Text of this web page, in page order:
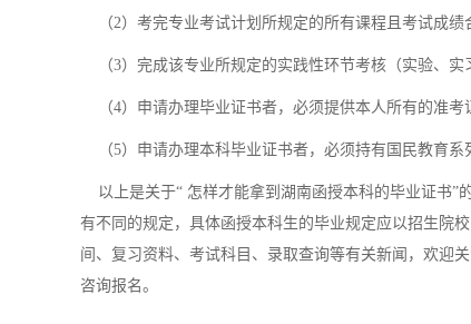
（2）考完专业考试计划所规定的所有课程且考试成绩
（3）完成该专业所规定的实践性环节考核（实验、
（4）申请办理毕业证书者，必须提供本人所有的准考
（5）申请办理本科毕业证书者，必须持有国民教育系
以上是关于“ 怎样才能拿到湖南函授本科的毕业证书”
有不同的规定，具体函授本科生的毕业规定应以招生院
间、复习资料、考试科目、录取查询等有关新闻，欢迎
咨询报名。